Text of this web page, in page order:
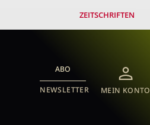
ZEITSCHRIFTEN
ABO
NEWSLETTER MEIN KONTO